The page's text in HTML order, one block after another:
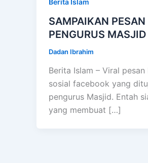
Berita Islam
SAMPAIKAN
PENGURUS MASJID
Dadan Ibrahim
Berita Islam – Viral
sosial facebook yang
pengurus Masjid. Entah
yang membuat […]